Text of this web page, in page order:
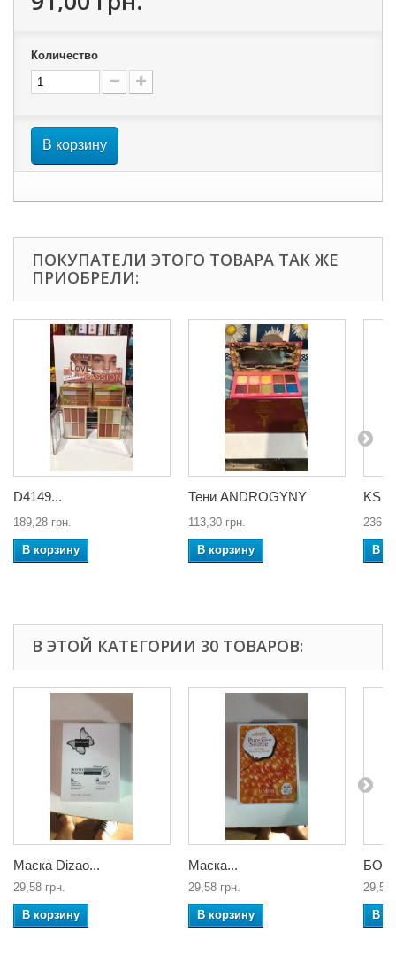
Количество
В корзину
ПОКУПАТЕЛИ ЭТОГО ТОВАРА ТАК ЖЕ
ПРИОБРЕЛИ:
D4149...
189,28 грн.
В корзину
Тени ANDROGYNY
113,30 грн.
В корзину
KS
В
В ЭТОЙ КАТЕГОРИИ 30 ТОВАРОВ:
Маска Dizao...
29,58 грн.
В корзину
Маска...
29,58 грн.
В корзину
29,58
В